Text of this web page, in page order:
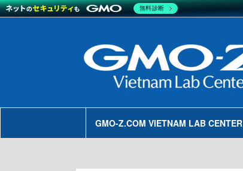
GMO-Z.COM VIETNAM LAB CENTER
無料診断